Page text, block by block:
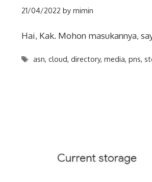
21/04/2022 by mimin
Hai, Kak. Mohon masukannya,
Tags
asn,cloud,directory,media,pns,